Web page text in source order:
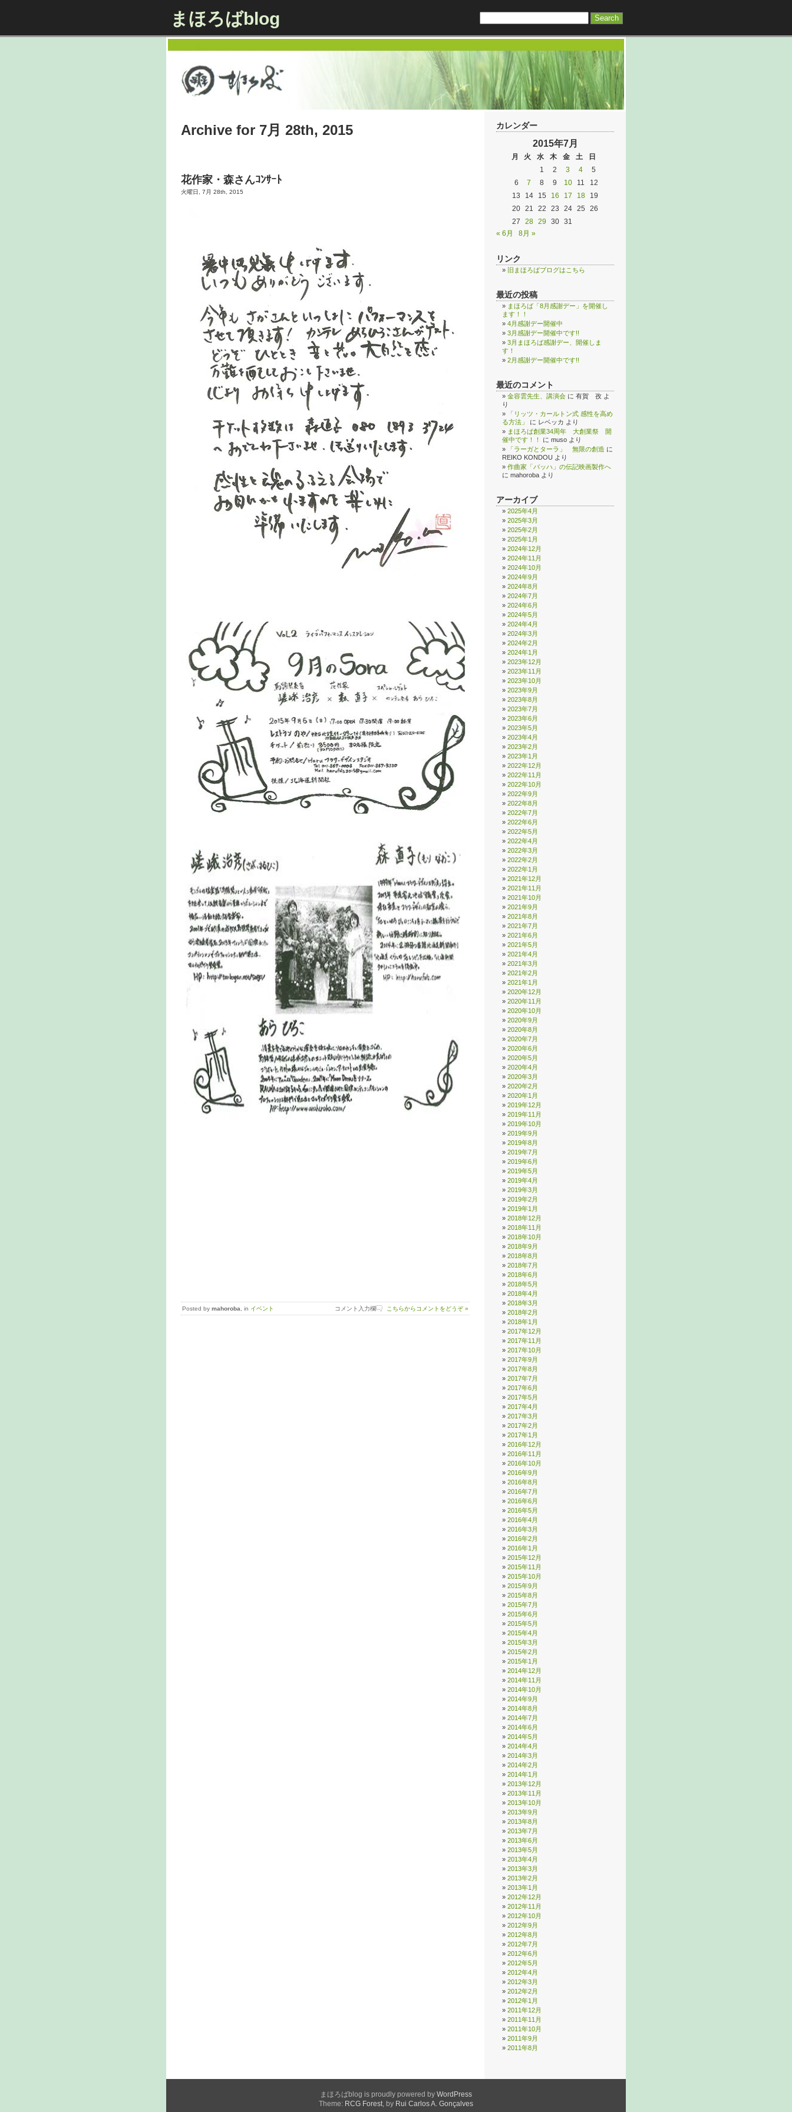
まほろばblog
Archive for 7月 28th, 2015
花作家・森さんｺﾝｻｰﾄ
火曜日, 7月 28th, 2015
Posted by mahoroba , in イベント コメント入力欄 こちらからコメントをどうぞ »
カレンダー
2015年7月
月 火 水 木 金 土
日
1
2 3 4
5
6
7 8 9 10 11
12
13
14 15 16 17 18
19
20 21 22 23 24 25
26
27
28 29 30
31
« 6月
8月 »
リンク
旧まほろばブログはこちら
最近の投稿
まほろば「8月感謝デー」を開催し
ます！！
4月感謝デー開催中
3月感謝デー開催中です!!
3月まほろば感謝デー、開催しま
す！
2月感謝デー開催中です!!
最近のコメント
金容雲先生、講演会 に 有賀 孜 よ
り
「リッツ・カールトン式 感性を高め
る方法」
に レベッカ より
まほろば創業34周年 大創業祭 開
催中です！！
に muso より
「ラーガとターラ」 無限の創造 に
REIKO KONDOU より
作曲家「バッハ」の伝記映画製作へ
に mahoroba より
アーカイブ
2025年4月
2025年3月
2025年2月
2025年1月
2024年12月
2024年11月
2024年10月
2024年9月
2024年8月
2024年7月
2024年6月
2024年5月
2024年4月
2024年3月
2024年2月
2024年1月
2023年12月
2023年11月
2023年10月
2023年9月
2023年8月
2023年7月
2023年6月
2023年5月
2023年4月
2023年2月
2023年1月
2022年12月
2022年11月
2022年10月
2022年9月
2022年8月
2022年7月
2022年6月
2022年5月
2022年4月
2022年3月
2022年2月
2022年1月
2021年12月
2021年11月
2021年10月
2021年9月
2021年8月
2021年7月
2021年6月
2021年5月
2021年4月
2021年3月
2021年2月
2021年1月
2020年12月
2020年11月
2020年10月
2020年9月
2020年8月
2020年7月
2020年6月
2020年5月
2020年4月
2020年3月
2020年2月
2020年1月
2019年12月
2019年11月
2019年10月
2019年9月
2019年8月
2019年7月
2019年6月
2019年5月
2019年4月
2019年3月
2019年2月
2019年1月
2018年12月
2018年11月
2018年10月
2018年9月
2018年8月
2018年7月
2018年6月
2018年5月
2018年4月
2018年3月
2018年2月
2018年1月
2017年12月
2017年11月
2017年10月
2017年9月
2017年8月
2017年7月
2017年6月
2017年5月
2017年4月
2017年3月
2017年2月
2017年1月
2016年12月
2016年11月
2016年10月
2016年9月
2016年8月
2016年7月
2016年6月
2016年5月
2016年4月
2016年3月
2016年2月
2016年1月
2015年12月
2015年11月
2015年10月
2015年9月
2015年8月
2015年7月
2015年6月
2015年5月
2015年4月
2015年3月
2015年2月
2015年1月
2014年12月
2014年11月
2014年10月
2014年9月
2014年8月
2014年7月
2014年6月
2014年5月
2014年4月
2014年3月
2014年2月
2014年1月
2013年12月
2013年11月
2013年10月
2013年9月
2013年8月
2013年7月
2013年6月
2013年5月
2013年4月
2013年3月
2013年2月
2013年1月
2012年12月
2012年11月
2012年10月
2012年9月
2012年8月
2012年7月
2012年6月
2012年5月
2012年4月
2012年3月
2012年2月
2012年1月
2011年12月
2011年11月
2011年10月
2011年9月
2011年8月
まほろばblog is proudly powered by WordPress
Theme: RCG Forest, by Rui Carlos A. Gonçalves